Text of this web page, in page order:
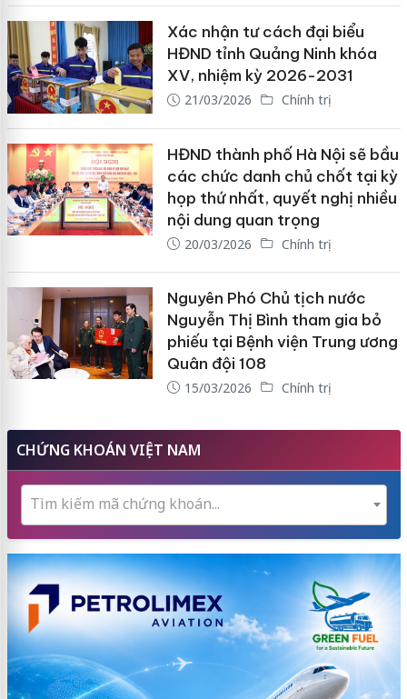
Xác nhận tư cách đại biểu
HĐND tỉnh Quảng Ninh khóa
XV, nhiệm kỳ 2026-2031
21/03/2026 Chính trị
HĐND thành phố Hà Nội sẽ bầu
các chức danh chủ chốt tại kỳ
họp thứ nhất, quyết nghị nhiều
nội dung quan trọng
20/03/2026 Chính trị
Nguyên Phó Chủ tịch nước
Nguyễn Thị Bình tham gia bỏ
phiếu tại Bệnh viện Trung ương
Quân đội 108
15/03/2026 Chính trị
CHỨNG KHOÁN VIỆT NAM
Tìm kiếm mã chứng khoán...